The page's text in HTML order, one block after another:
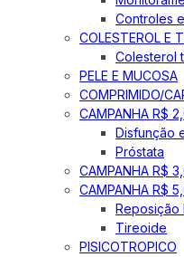
Controles
COLESTEROL E
Colesterol
PELE E MUCOSA
COMPRIMIDO/
CAMPANHA R$
Disfunção
Próstata
CAMPANHA R$
CAMPANHA R$
Reposição
Tireoide
PISICOTROPICO